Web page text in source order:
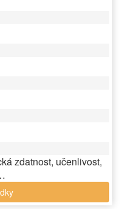
zdatnost, učenlivost,